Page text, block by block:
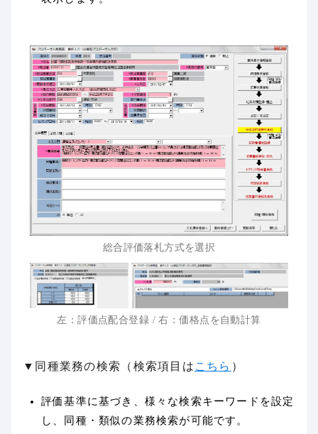
総合評価落札方式を選択
左：評価点配合登録 / 右：価格点を自動計算
▼同種業務の検索（検索項目は こちら ）
評価基準に基づき、様々な検索キーワードを設定
し、同種・類似の業務検索が可能です。